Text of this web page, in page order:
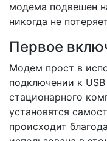
модема подвешен
никогда не
Первое
Модем прост в
подключении к
стационарного
установятся
происходит